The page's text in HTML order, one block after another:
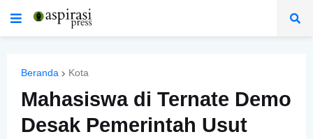
Beranda Kota
Mahasiswa di Ternate Demo
Desak Pemerintah Usut